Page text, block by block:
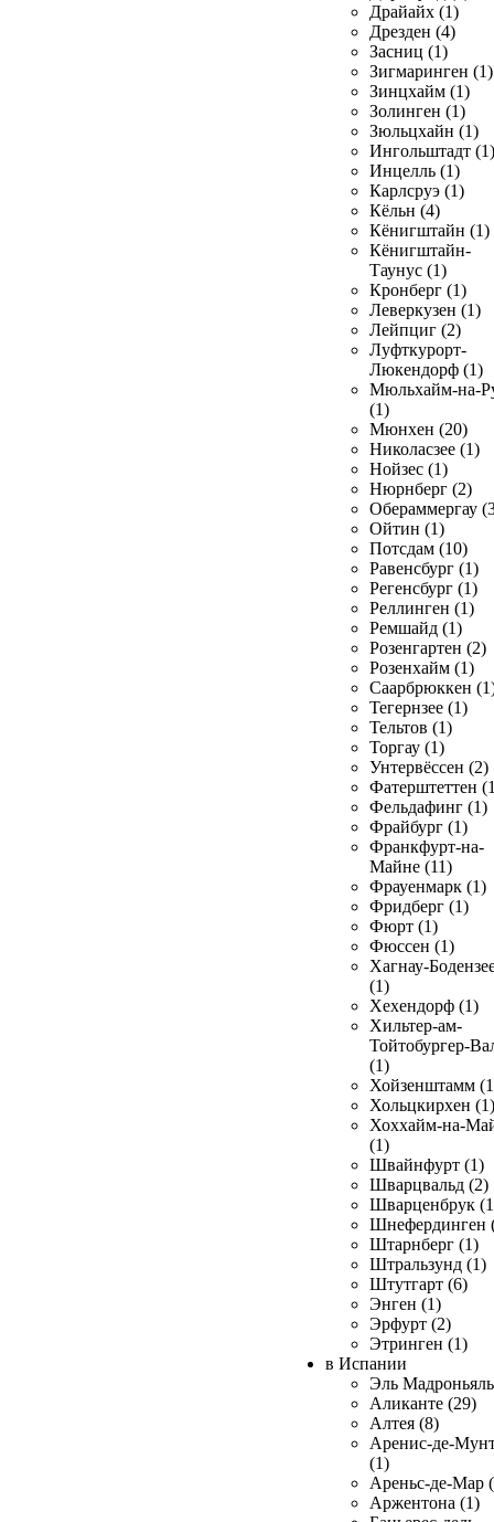
Драйайх (1)
Дрезден (4)
Засниц (1)
Зигмаринген (1)
Зинцхайм (1)
Золинген (1)
Зюльцхайн (1)
Ингольштадт (1)
Инцелль (1)
Карлсруэ (1)
Кёльн (4)
Кёнигштайн (1)
Кёнигштайн-
Таунус (1)
Кронберг (1)
Леверкузен (1)
Лейпциг (2)
Луфткурорт-
Люкендорф (1)
Мюльхайм-на-
(1)
Мюнхен (20)
Николасзее (1)
Нойзес (1)
Нюрнберг (2)
Обераммергау
Ойтин (1)
Потсдам (10)
Равенсбург (1)
Регенсбург (1)
Реллинген (1)
Ремшайд (1)
Розенгартен (2)
Розенхайм (1)
Саарбрюккен
Тегернзее (1)
Тельтов (1)
Торгау (1)
Унтервёссен (2)
Фатерштеттен
Фельдафинг (1)
Фрайбург (1)
Франкфурт-на-
Майне (11)
Фрауенмарк (1)
Фридберг (1)
Фюрт (1)
Фюссен (1)
Хагнау-
(1)
Хехендорф (1)
Хильтер-ам-
Тойтобургер-
(1)
Хойзенштамм
Хольцкирхен (1)
Хоххайм-на-
(1)
Швайнфурт (1)
Шварцвальд (2)
Шварценбрук
Шнефердинген
Штарнберг (1)
Штральзунд (1)
Штутгарт (6)
Энген (1)
Эрфурт (2)
Этринген (1)
в Испании
Эль
Аликанте (29)
Алтея (8)
Аренис-де-
(1)
Ареньс-де-Мар
Аржентона (1)